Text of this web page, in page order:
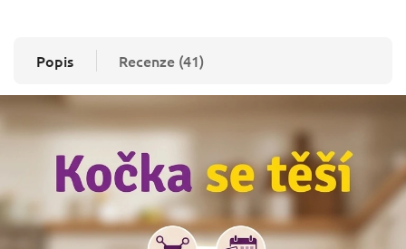
Popis Recenze (41)